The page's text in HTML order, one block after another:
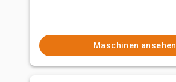
Maschinen ansehen